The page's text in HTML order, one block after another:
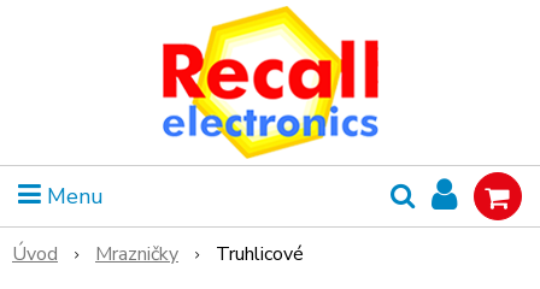
Menu
Úvod Mrazničky Truhlicové